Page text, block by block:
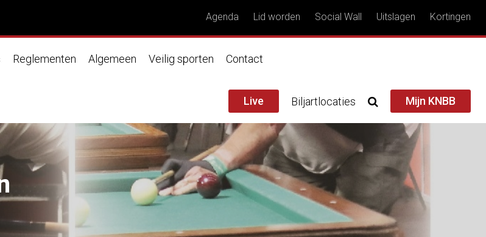
Agenda Lid worden Social Wall Uitslagen Kortingen
Reglementen Algemeen Veilig sporten Contact
Live Biljartlocaties Mijn KNBB